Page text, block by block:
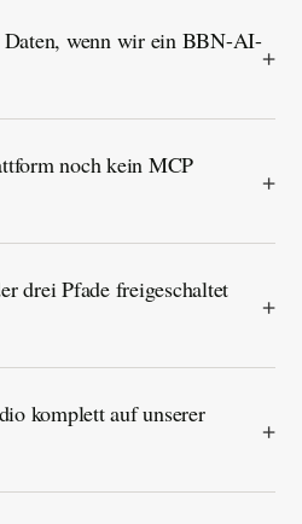
Daten, wenn wir ein BBN-AI-
noch kein MCP
drei Pfade freigeschaltet
komplett auf unserer